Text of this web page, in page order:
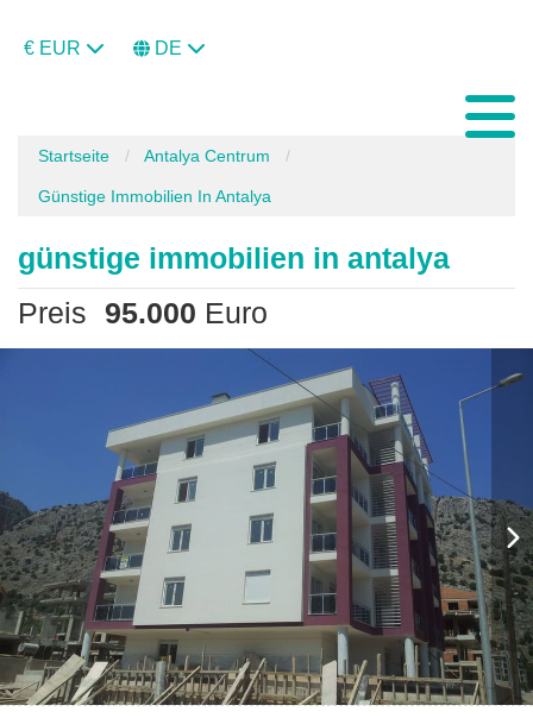
€ EUR DE
Startseite Antalya Centrum
Günstige Immobilien In Antalya
günstige immobilien in antalya
Preis 95.000 Euro